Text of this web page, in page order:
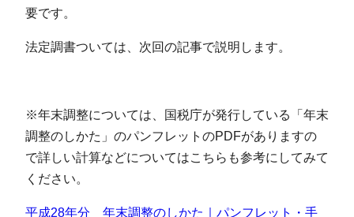
要です。
法定調書ついては、次回の記事で説明します。
※年末調整については、国税庁が発行している「年末
調整のしかた」のパンフレットのPDFがありますの
で詳しい計算などについてはこちらも参考にしてみて
ください。
平成28年分 年末調整のしかた｜パンフレット・手